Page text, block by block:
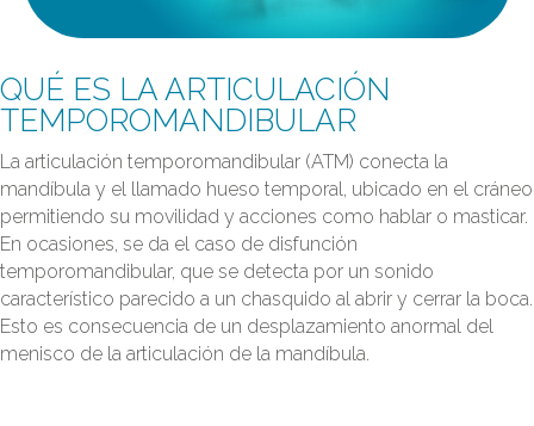
QUÉ ES LA ARTICULACIÓN
TEMPOROMANDIBULAR
La articulación temporomandibular (ATM) conecta la
mandíbula y el llamado hueso temporal, ubicado en el cráneo
permitiendo su movilidad y acciones como hablar o masticar.
En ocasiones, se da el caso de disfunción
temporomandibular, que se detecta por un sonido
característico parecido a un chasquido al abrir y cerrar la boca.
Esto es consecuencia de un desplazamiento anormal del
menisco de la articulación de la mandíbula.